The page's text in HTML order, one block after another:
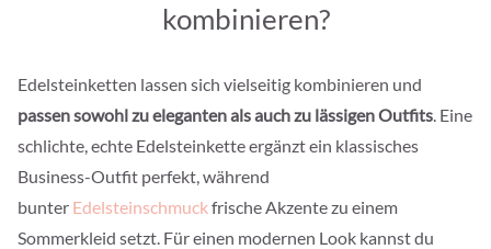
kombinieren?
Edelsteinketten lassen sich vielseitig kombinieren und
passen sowohl zu eleganten als auch zu lässigen Outfits. Eine
schlichte, echte Edelsteinkette ergänzt ein klassisches
Business-Outfit perfekt, während
bunter Edelsteinschmuckfrische Akzente zu einem
Sommerkleid setzt. Für einen modernen Look kannst du